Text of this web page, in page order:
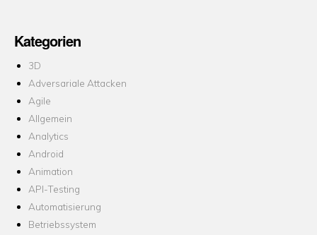
Kategorien
3D
Adversariale Attacken
Agile
Allgemein
Analytics
Android
Animation
API-Testing
Automatisierung
Betriebssystem